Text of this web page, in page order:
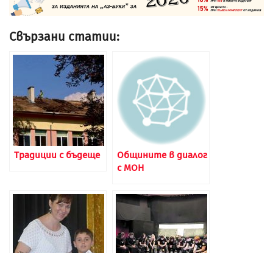
Свързани статии:
Традиции с бъдеще
Общините в диалог
с МОН